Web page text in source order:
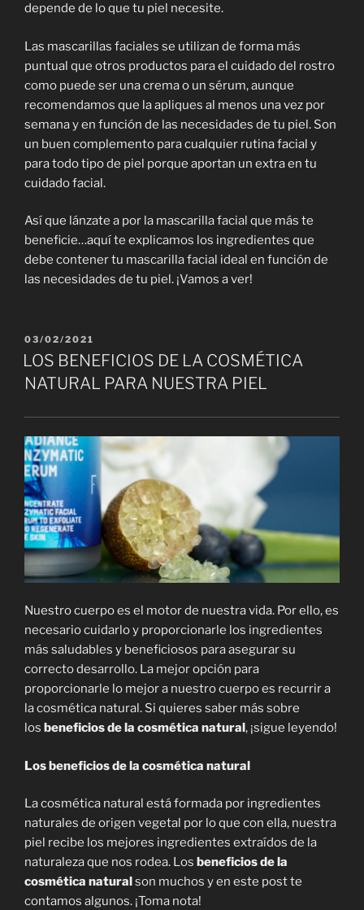
depende de lo que tu piel necesite.
Las mascarillas faciales se utilizan de forma más
puntual que otros productos para el cuidado del rostro
como puede ser una crema o un sérum, aunque
recomendamos que la apliques al menos una vez por
semana y en función de las necesidades de tu piel. Son
un buen complemento para cualquier rutina facial y
para todo tipo de piel porque aportan un extra en tu
cuidado facial.
Así que lánzate a por la mascarilla facial que más te
beneficie…aquí te explicamos los ingredientes que
debe contener tu mascarilla facial ideal en función de
las necesidades de tu piel. ¡Vamos a ver!
PUBLICADO
EL
03/02/2021
LOS BENEFICIOS DE LA COSMÉTICA
NATURAL PARA NUESTRA PIEL
Nuestro cuerpo es el motor de nuestra vida. Por ello, es
necesario cuidarlo y proporcionarle los ingredientes
más saludables y beneficiosos para asegurar su
correcto desarrollo. La mejor opción para
proporcionarle lo mejor a nuestro cuerpo es recurrir a
la cosmética natural. Si quieres saber más sobre
los beneficios de la cosmética natural, ¡sigue leyendo!
Los beneficios de la cosmética natural
La cosmética natural está formada por ingredientes
naturales de origen vegetal por lo que con ella, nuestra
piel recibe los mejores ingredientes extraídos de la
naturaleza que nos rodea. Los beneficios de la
cosmética naturalson muchos y en este post te
contamos algunos. ¡Toma nota!